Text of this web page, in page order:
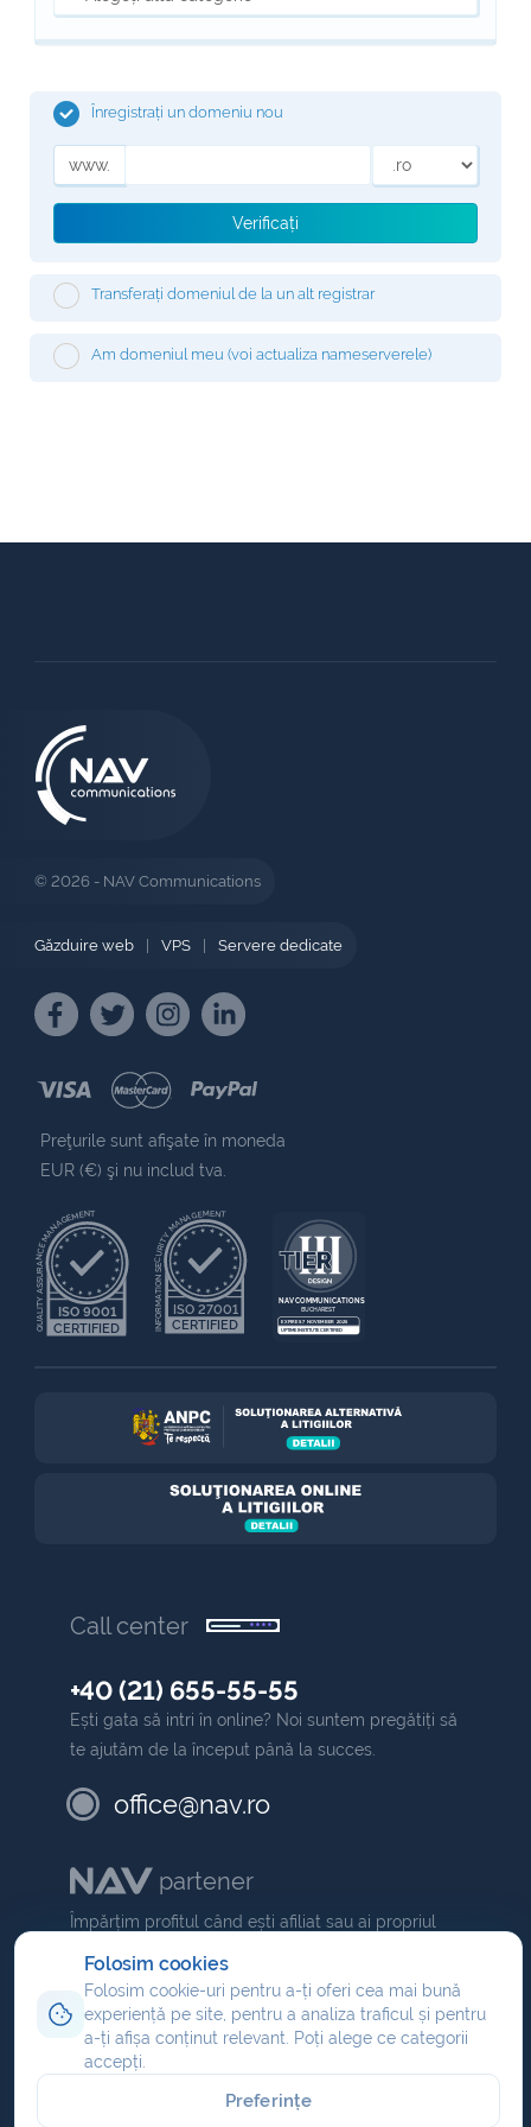
Folosim cookies
Folosim cookie-uri pentru a-ți oferi cea mai bună
experiență pe site, pentru a analiza traficul și pentru
a-ți afișa conținut relevant. Poți alege ce categorii
accepți.
Preferințe
Înregistrați un domeniu nou
www.
Verificați
Transferați domeniul de la un alt registrar
Am domeniul meu (voi actualiza nameserverele)
© 2026 - NAV Communications
Găzduire web VPS Servere dedicate
Preţurile sunt afişate în moneda
EUR (€) şi nu includ tva.
ISO 9001
QUALITY ASSURANCE MANAGEMENT
CERTIFIED
ISO 27001
INFORMATION SECURITY MANAGEMENT
CERTIFIED
NAV COMMUNICATIONS
BUCHAREST
EXPIRES 7 NOVEMBER 2025
UPTIME INSTITUTE CERTIFIED
Call center
+40 (21) 655-55-55
Ești gata să intri în online? Noi suntem pregătiți să
te ajutăm de la început până la succes.
office@nav.ro
partener
Împărțim profitul când ești afiliat sau ai propriul
comision dacă ești partener
Program de afiliere
Reseller hosting
Partener domenii